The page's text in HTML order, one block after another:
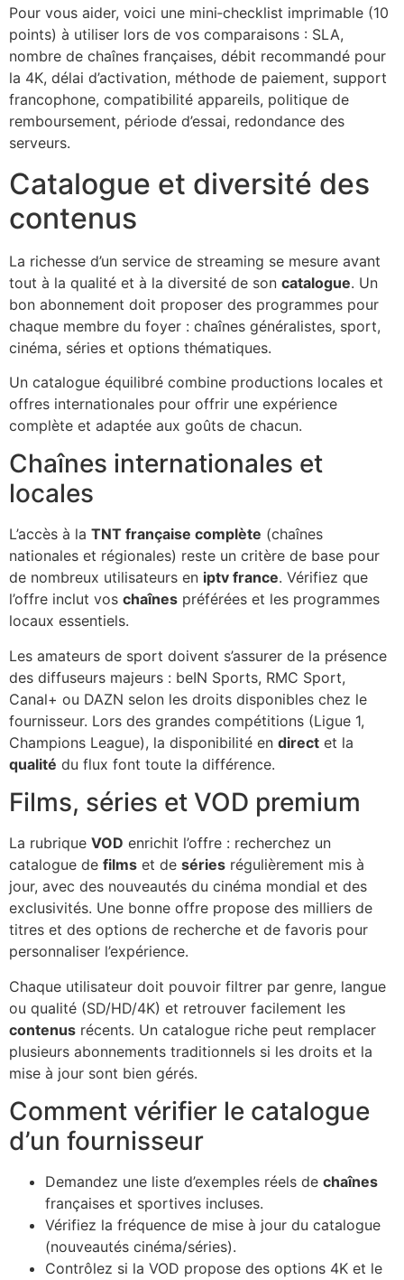
Pour vous aider, voici une mini‑checklist imprimable (10
points) à utiliser lors de vos comparaisons : SLA,
nombre de chaînes françaises, débit recommandé pour
la 4K, délai d’activation, méthode de paiement, support
francophone, compatibilité appareils, politique de
remboursement, période d’essai, redondance des
serveurs.
Catalogue et diversité des
contenus
La richesse d’un service de streaming se mesure avant
tout à la qualité et à la diversité de son catalogue. Un
bon abonnement doit proposer des programmes pour
chaque membre du foyer : chaînes généralistes, sport,
cinéma, séries et options thématiques.
Un catalogue équilibré combine productions locales et
offres internationales pour offrir une expérience
complète et adaptée aux goûts de chacun.
Chaînes internationales et
locales
L’accès à la TNT française complète (chaînes
nationales et régionales) reste un critère de base pour
de nombreux utilisateurs en iptv france. Vérifiez que
l’offre inclut vos chaînes préférées et les programmes
locaux essentiels.
Les amateurs de sport doivent s’assurer de la présence
des diffuseurs majeurs : beIN Sports, RMC Sport,
Canal+ ou DAZN selon les droits disponibles chez le
fournisseur. Lors des grandes compétitions (Ligue 1,
Champions League), la disponibilité en direct et la
qualité du flux font toute la différence.
Films, séries et VOD premium
La rubrique VOD enrichit l’offre : recherchez un
catalogue de films et de séries régulièrement mis à
jour, avec des nouveautés du cinéma mondial et des
exclusivités. Une bonne offre propose des milliers de
titres et des options de recherche et de favoris pour
personnaliser l’expérience.
Chaque utilisateur doit pouvoir filtrer par genre, langue
ou qualité (SD/HD/4K) et retrouver facilement les
contenus récents. Un catalogue riche peut remplacer
plusieurs abonnements traditionnels si les droits et la
mise à jour sont bien gérés.
Comment vérifier le catalogue
d’un fournisseur
Demandez une liste d’exemples réels de chaînes
françaises et sportives incluses.
Vérifiez la fréquence de mise à jour du catalogue
(nouveautés cinéma/séries).
Contrôlez si la VOD propose des options 4K et le